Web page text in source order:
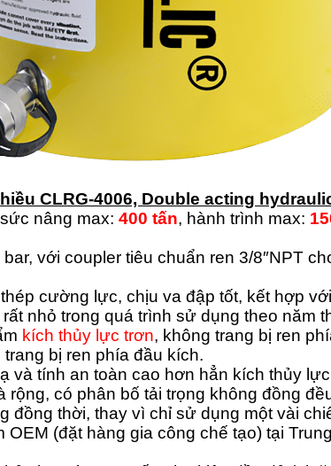
CLRG-4006, Double acting
nâng max: 400 tấn, hành trình max:
với coupler tiêu chuẩn ren 3/8″NPT
cường lực, chịu va đập tốt, kết hợp
nhỏ trong quá trình sử dụng theo năm
kích thủy lực trơn, không trang bị ren
bị ren phía đầu kích.
và tính an toàn cao hơn hẳn kích thủy
có phân bố tải trọng không đồng
đồng thời, thay vì chỉ sử dụng một vài
OEM (đặt hàng gia công chế tạo) tại